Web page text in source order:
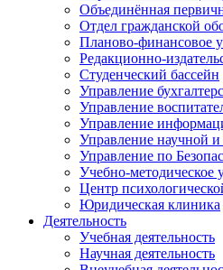
Объединённая
Отдел гражданской
Планово-финансовое
Редакционно-
Студенческий бассейн
Управление
Управление
Управление
Управление научной
Управление по
Учебно-методическое
Центр
Юридическая клиника
Деятельность
Учебная деятельность
Научная деятельность